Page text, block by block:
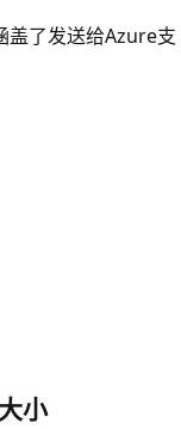
盖了发送给Azure支
小